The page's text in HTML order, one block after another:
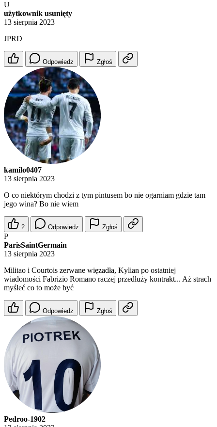
U
użytkownik usunięty
13 sierpnia 2023
JPRD
Odpowiedz Zgłoś
kamilo0407
13 sierpnia 2023
O co niektórym chodzi z tym pintusem bo nie ogarniam gdzie tam
jego wina? Bo nie wiem
2 Odpowiedz Zgłoś
P
ParisSaintGermain
13 sierpnia 2023
Militao i Courtois zerwane więzadła, Kylian po ostatniej
wiadomości Fabrizio Romano raczej przedłuży kontrakt... Aż strach
myśleć co to może być
Odpowiedz Zgłoś
Pedroo-1902